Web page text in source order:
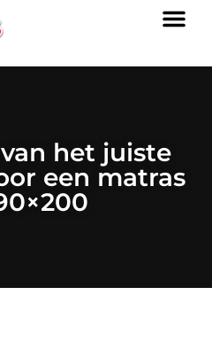
het juiste
een matras